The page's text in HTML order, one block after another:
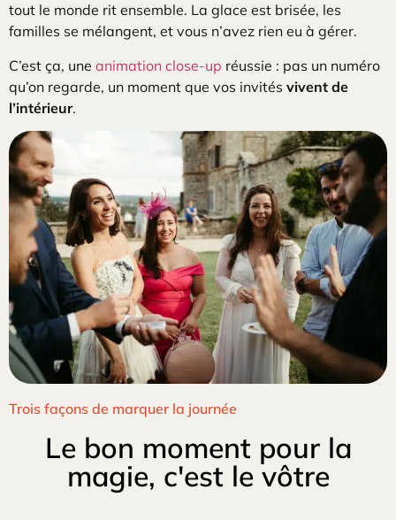
tout le monde rit ensemble. La glace est brisée, les
familles se mélangent, et vous n’avez rien eu à gérer.
C’est ça, une animation close-up réussie : pas un numéro
qu’on regarde, un moment que vos invités vivent de
l’intérieur.
Trois façons de marquer la journée
Le bon moment pour la
magie, c'est le vôtre